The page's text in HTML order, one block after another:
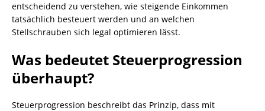
entscheidend zu verstehen, wie steigende Einkommen
tatsächlich besteuert werden und an welchen
Stellschrauben sich legal optimieren lässt.
Was bedeutet Steuerprogression
überhaupt?
Steuerprogression beschreibt das Prinzip, dass mit